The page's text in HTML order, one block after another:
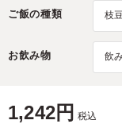
ご飯の種類
お飲み物
1,242円 税込